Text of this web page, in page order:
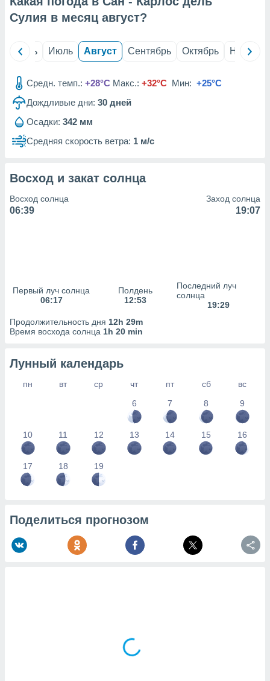
из
данных
наших 1199
Сулия в месяц август?
Июнь Июль Август Сентябрь Октябрь Ноябрь
Средн. темп.: +28°C Макс.: +32°C Мин: +25°C
Дождливые дни: 30 дней
Осадки: 342 мм
Средняя скорость ветра: 1 м/с
Восход и закат солнца
Восход солнца
06:39
Заход солнца
19:07
Первый луч солнца
06:17
Полдень
12:53
Последний луч
солнца
19:29
Продолжительность дня 12h 29m
Время восхода солнца 1h 20 min
Лунный календарь
пн вт ср чт пт сб
вс
6
7 8 9
10 11 12 13 14 15 16
17 18 19
Поделиться прогнозом